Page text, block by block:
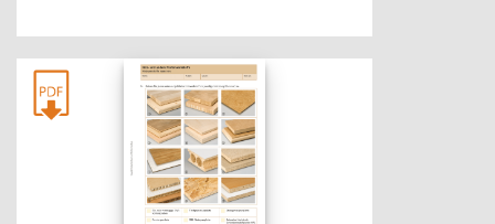
[Cocoon] About (Text with Image) überspringen